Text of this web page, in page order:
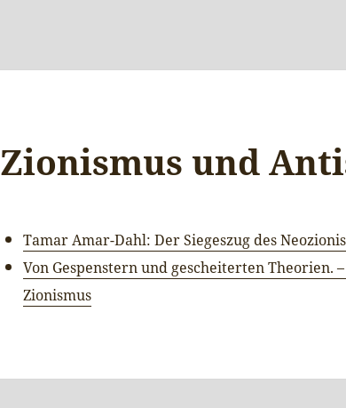
Zionismus und
Tamar Amar-Dahl: Der Siegeszug des
Von Gespenstern und gescheiterten Theorien.
Zionismus